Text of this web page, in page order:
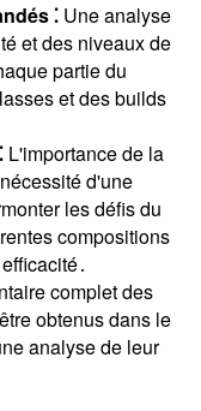
⁚Une analyse
et des niveaux de
partie du
et des builds
L'importance de la
d'une
les défis du
compositions
complet des
obtenus dans le
analyse de leur